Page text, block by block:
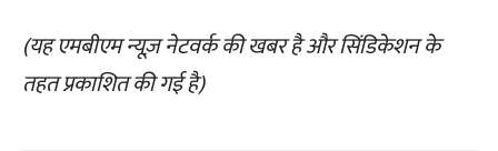
(यह एमबीएम न्यूज़ नेटवर्क की खबर है और सिंडिकेशन के
तहत प्रकाशित की गई है)